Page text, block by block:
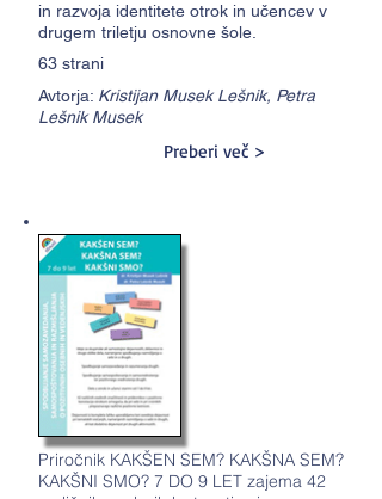
in razvoja identitete otrok in učencev v
drugem triletju osnovne šole.
63 strani
Avtorja: Kristijan Musek Lešnik, Petra
Lešnik Musek
Preberi več >
Priročnik KAKŠEN SEM? KAKŠNA SEM?
KAKŠNI SMO? 7 DO 9 LET zajema 42